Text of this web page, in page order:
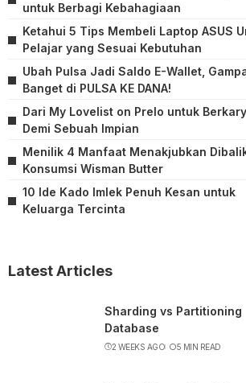
untuk Berbagi Kebahagiaan
Ketahui 5 Tips Membeli Laptop ASUS
Pelajar yang Sesuai Kebutuhan
Ubah Pulsa Jadi Saldo E-Wallet,
Banget di PULSA KE DANA!
Dari My Lovelist on Prelo untuk
Demi Sebuah Impian
Menilik 4 Manfaat Menakjubkan
Konsumsi Wisman Butter
10 Ide Kado Imlek Penuh Kesan untuk
Keluarga Tercinta
Latest Articles
Sharding vs Partitioning
Database
2 WEEKS AGO 5 MIN READ